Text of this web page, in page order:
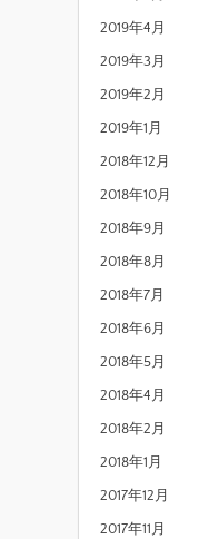
2019年4月
2019年3月
2019年2月
2019年1月
2018年12月
2018年10月
2018年9月
2018年8月
2018年7月
2018年6月
2018年5月
2018年4月
2018年2月
2018年1月
2017年12月
2017年11月